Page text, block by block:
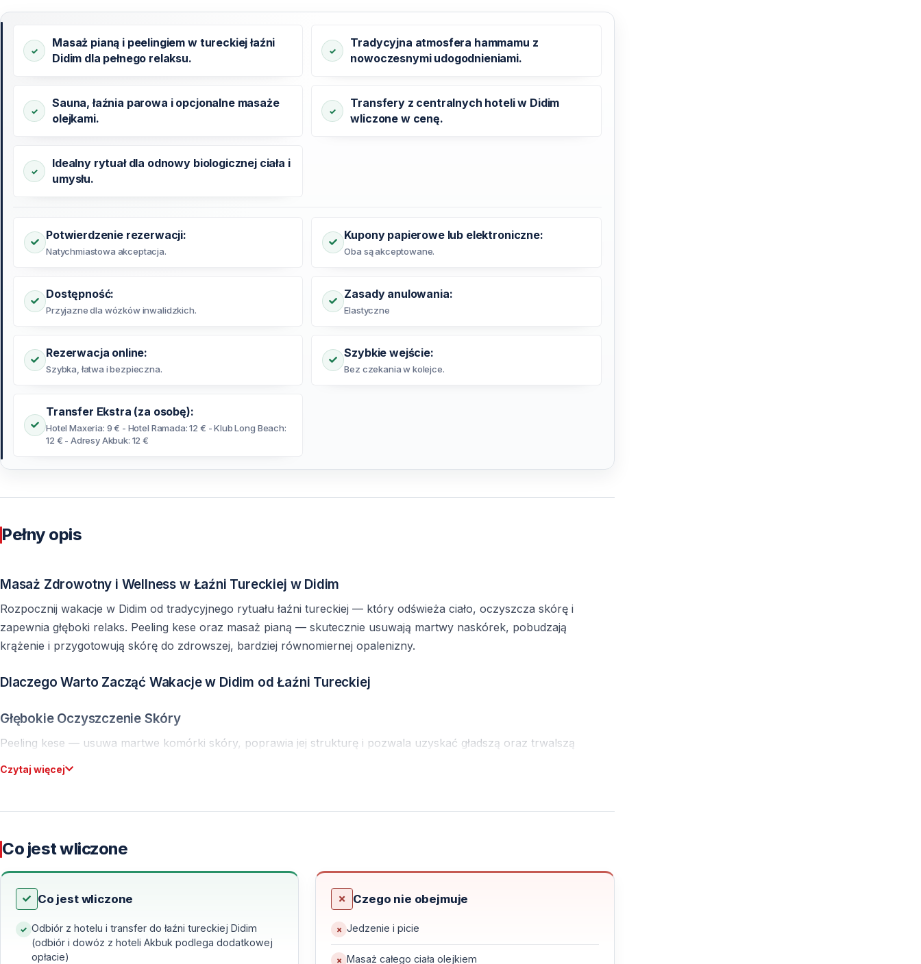
Masaż pianą i peelingiem w tureckiej łaźni
Didim dla pełnego relaksu.
Tradycyjna atmosfera hammamu z
nowoczesnymi udogodnieniami.
Sauna, łaźnia parowa i opcjonalne masaże
olejkami.
Transfery z centralnych hoteli w Didim
wliczone w cenę.
Idealny rytuał dla odnowy biologicznej ciała i
umysłu.
Potwierdzenie rezerwacji:
Natychmiastowa akceptacja.
Kupony papierowe lub elektroniczne:
Oba są akceptowane.
Dostępność:
Przyjazne dla wózków inwalidzkich.
Zasady anulowania:
Elastyczne
Rezerwacja online:
Szybka, łatwa i bezpieczna.
Szybkie wejście:
Bez czekania w kolejce.
Transfer Ekstra (za osobę):
Hotel Maxeria: 9 € - Hotel Ramada: 12 € - Klub Long Beach:
12 € - Adresy Akbuk: 12 €
Pełny opis
Masaż Zdrowotny i Wellness w Łaźni Tureckiej w Didim
Rozpocznij wakacje w Didim od tradycyjnego rytuału łaźni tureckiej — który odświeża ciało, oczyszcza skórę i
zapewnia głęboki relaks. Peeling kese oraz masaż pianą — skutecznie usuwają martwy naskórek, pobudzają
krążenie i przygotowują skórę do zdrowszej, bardziej równomiernej opalenizny.
Dlaczego Warto Zacząć Wakacje w Didim od Łaźni Tureckiej
Głębokie Oczyszczenie Skóry
Peeling kese — usuwa martwe komórki skóry, poprawia jej strukturę i pozwala uzyskać gładszą oraz trwalszą
tryb wypoczynku.
Zrównoważony Rytuał Wellness
Łaźnia turecka — łączy fizyczne oczyszczenie z relaksem psychicznym, oferując pełne odprężenie już pierwszego
dnia urlopu.
Bogate Dziedzictwo Łaźni Tureckich
Czytaj więcej
Co jest wliczone
Co jest wliczone
Odbiór z hotelu i transfer do łaźni tureckiej Didim
(odbiór i dowóz z hoteli Akbuk podlega dodatkowej
opłacie)
Czego nie obejmuje
Jedzenie i picie
Masaż całego ciała olejkiem